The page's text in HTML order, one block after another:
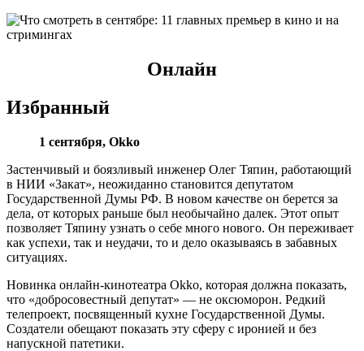
Онлайн
Избранный
1 сентября, Okko
Застенчивый и боязливый инженер Олег Тяпин, работающий
в НИИ «Закат», неожиданно становится депутатом
Государственной Думы РФ. В новом качестве он берется за
дела, от которых раньше был необычайно далек. Этот опыт
позволяет Тяпину узнать о себе много нового. Он переживает
как успехи, так и неудачи, то и дело оказываясь в забавных
ситуациях.
Новинка онлайн-кинотеатра Okko, которая должна показать,
что «добросовестный депутат» — не оксюморон. Редкий
телепроект, посвященный кухне Государственной Думы.
Создатели обещают показать эту сферу с иронией и без
напускной патетики.